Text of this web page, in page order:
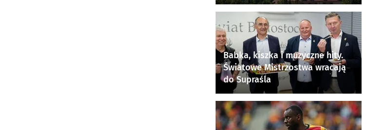
Babka, kiszka i muzyczne hity.
Światowe Mistrzostwa wracają
do Supraśla